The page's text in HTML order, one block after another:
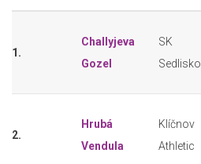
1.
Challyjeva
Gozel
SK
Sedlisko
2.
Hrubá
Vendula
Klíčnov
Athletic